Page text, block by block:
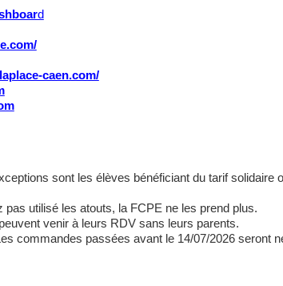
d
caen.com/
sont les élèves bénéficiant du tarif solidaire
utilisé les atouts, la FCPE ne les prend plus.
venir à leurs RDV sans leurs parents.
commandes passées avant le 14/07/2026 seront